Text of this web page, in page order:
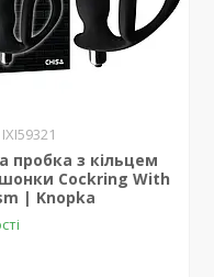
IXI59321
пробка з кільцем
Cockring With
| Knopka